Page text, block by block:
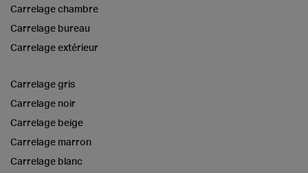
Carrelage chambre
Carrelage bureau
Carrelage extérieur
Carrelage gris
Carrelage noir
Carrelage beige
Carrelage marron
Carrelage blanc